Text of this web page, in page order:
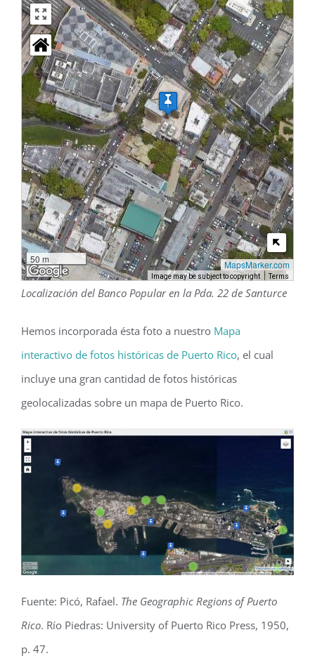
50 m
100 ft
MapsMarker.com
Image may be subject to copyright Terms
Localización del Banco Popular en la Pda. 22 de Santurce
Hemos incorporada ésta foto a nuestro Mapa
interactivo de fotos históricas de Puerto Rico, el cual
incluye una gran cantidad de fotos históricas
geolocalizadas sobre un mapa de Puerto Rico.
Fuente: Picó, Rafael. The Geographic Regions of Puerto
Rico. Río Piedras: University of Puerto Rico Press, 1950,
p. 47.